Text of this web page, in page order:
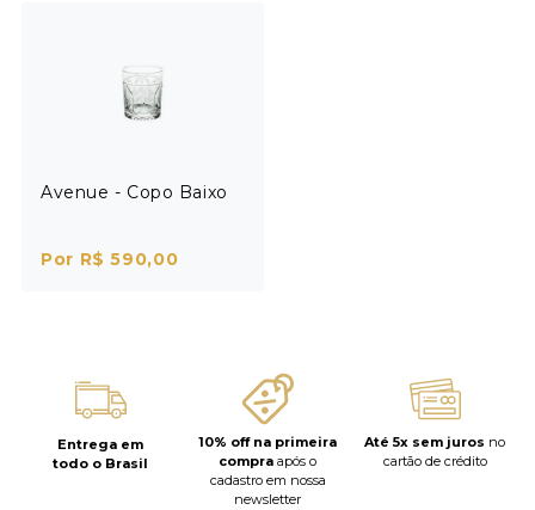
Avenue - Copo Baixo
Por R$ 590,00
Entrega em
todo o Brasil
10% off na primeira
compra após o
cadastro em nossa
newsletter
Até 5x sem juros no
cartão de crédito